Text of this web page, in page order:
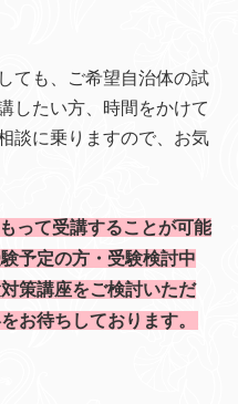
ても、ご希望自治体の試
したい方、時間をかけて
談に乗りますので、お気
って受講することが可能
予定の方・受験検討中
策講座をご検討いただ
お待ちしております。